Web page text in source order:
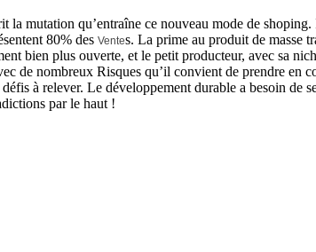
la mutation qu’entraîne ce nouveau mode de
80% des Ventes. La prime au produit de masse
bien plus ouverte, et le petit producteur, avec sa
de nombreux Risques qu’il convient de prendre en
à relever. Le développement durable a besoin de
par le haut !